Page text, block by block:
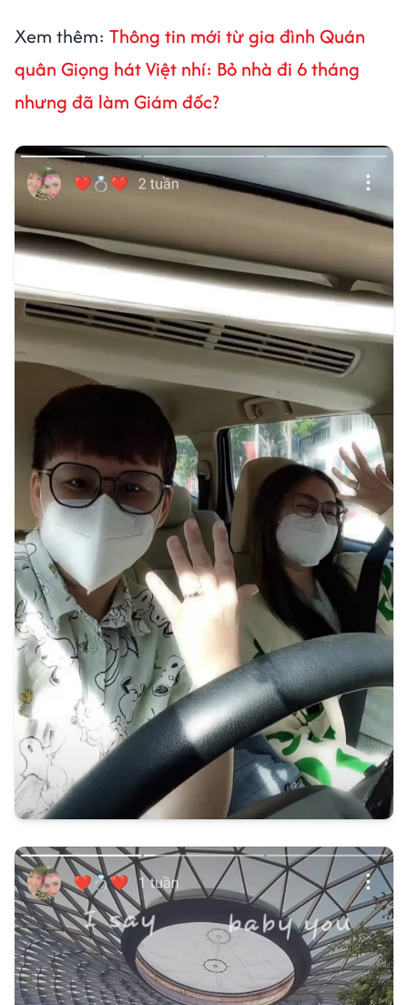
Xem thêm: Thông tin mới từ gia đình Quán
quân Giọng hát Việt nhí: Bỏ nhà đi 6 tháng
nhưng đã làm Giám đốc?